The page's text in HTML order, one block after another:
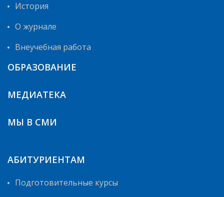
История
О журнале
Внеучебная работа
ОБРАЗОВАНИЕ
МЕДИАТЕКА
МЫ В СМИ
АБИТУРИЕНТАМ
Подготовительные курсы